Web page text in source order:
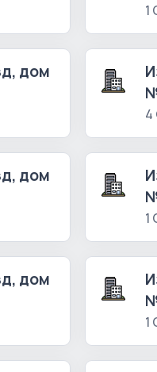
1
дом
4
дом
1
дом
1